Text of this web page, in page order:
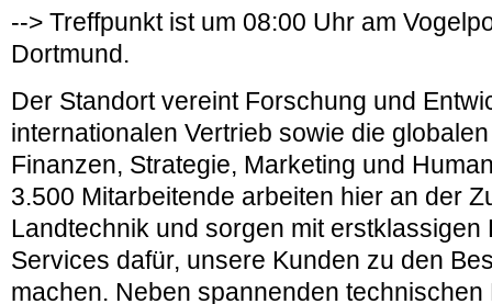
--> Treffpunkt ist um 08:00 Uhr am
Dortmund.
Der Standort vereint Forschung und
internationalen Vertrieb sowie die
Finanzen, Strategie, Marketing und
3.500 Mitarbeitende arbeiten hier an der
Landtechnik und sorgen mit erstklassigen
Services dafür, unsere Kunden zu den
machen. Neben spannenden technischen